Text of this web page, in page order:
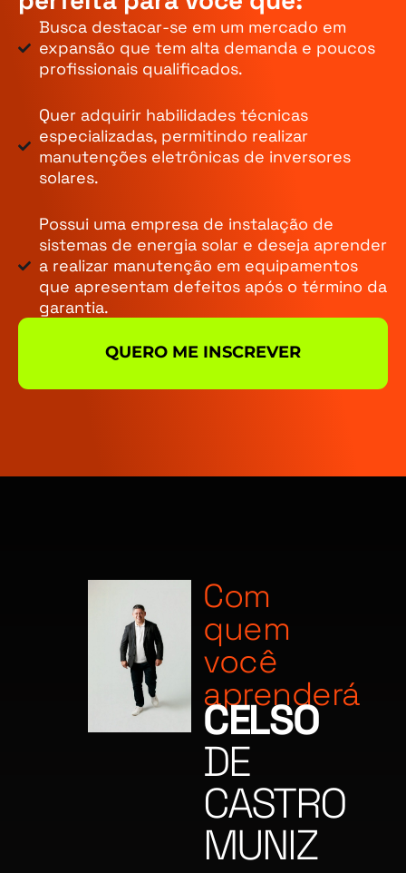
Busca destacar-se em um mercado em
expansão que tem alta demanda e poucos
profissionais qualificados.
Quer adquirir habilidades técnicas
especializadas, permitindo realizar
manutenções eletrônicas de inversores
solares.
Possui uma empresa de instalação de
sistemas de energia solar e deseja aprender
a realizar manutenção em equipamentos
que apresentam defeitos após o término da
garantia.
QUERO ME INSCREVER
Com
quem
você
aprenderá
CELSO
DE
CASTRO
MUNIZ